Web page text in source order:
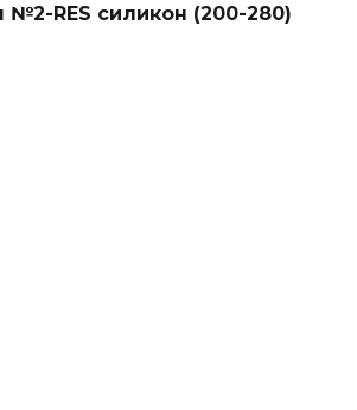
RES силикон (200-280)